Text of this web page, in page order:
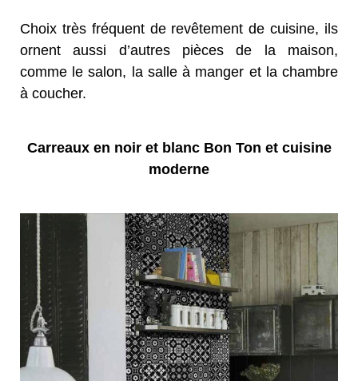
Choix très fréquent de revêtement de cuisine, ils
ornent aussi d’autres pièces de la maison,
comme le salon, la salle à manger et la chambre
à coucher.
Carreaux en noir et blanc Bon Ton et cuisine
moderne